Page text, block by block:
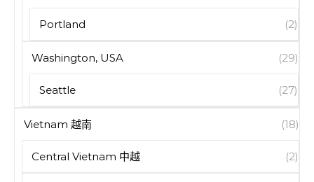
Portland (2)
Washington, USA (29)
Seattle (27)
Vietnam 越南 (18)
Central Vietnam 中越 (2)